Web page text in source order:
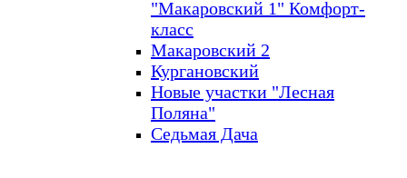
"Макаровский 1" Комфорт-
класс
Макаровский 2
Кургановский
Новые участки "Лесная
Поляна"
Седьмая Дача